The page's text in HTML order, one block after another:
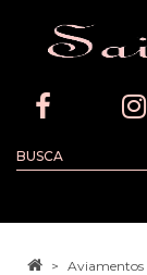
Aviamentos